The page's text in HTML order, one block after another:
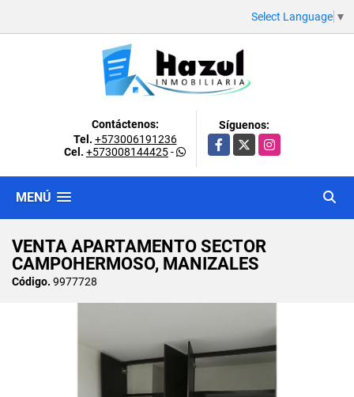
Select Language ▼
Contáctenos:
Tel. +573006191236
Cel. +573008144425-
Síguenos:
Facebook
X Instagram
MENÚ
VENTA APARTAMENTO SECTOR
CAMPOHERMOSO, MANIZALES
Código. 9977728